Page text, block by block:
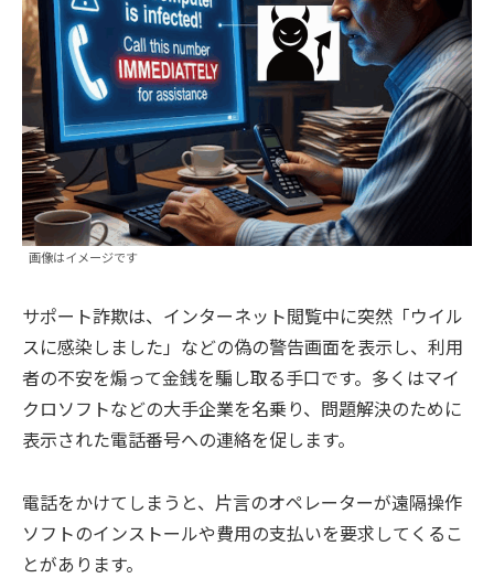
画像はイメージです
サポート詐欺は、インターネット閲覧中に突然「ウイル
スに感染しました」などの偽の警告画面を表示し、利用
者の不安を煽って金銭を騙し取る手口です。多くはマイ
クロソフトなどの大手企業を名乗り、問題解決のために
表示された電話番号への連絡を促します。
電話をかけてしまうと、片言のオペレーターが遠隔操作
ソフトのインストールや費用の支払いを要求してくるこ
とがあります。